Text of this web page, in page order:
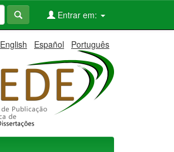
Entrar em:
English Español Português